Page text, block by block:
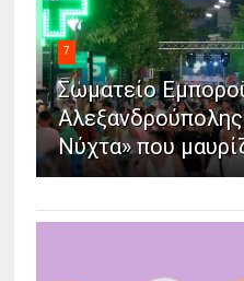
7
Σωματείο
Νύχτα» που